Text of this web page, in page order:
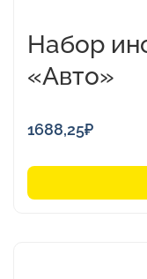
Набор
«Авто»
1688,25₽